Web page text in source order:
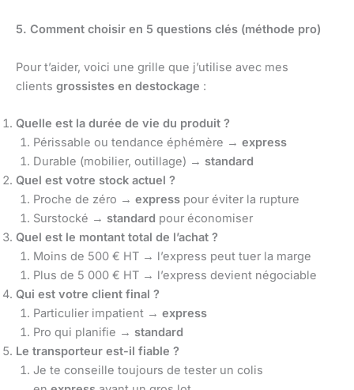
5. Comment choisir en 5 questions clés (méthode pro)
Pour t’aider, voici une grille que j’utilise avec mes
clients grossistes en destockage :
Quelle est la durée de vie du produit ?
Périssable ou tendance éphémère → express
Durable (mobilier, outillage) → standard
Quel est votre stock actuel ?
Proche de zéro → expresspour éviter la rupture
Surstocké → standard pour économiser
Quel est le montant total de l’achat ?
Moins de 500 € HT → l’express peut tuer la marge
Plus de 5 000 € HT → l’express devient négociable
Qui est votre client final ?
Particulier impatient → express
Pro qui planifie → standard
Le transporteur est-il fiable ?
Je te conseille toujours de tester un colis